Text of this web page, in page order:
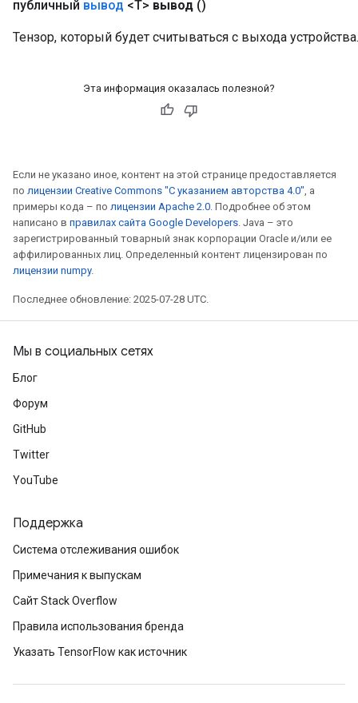
публичный вывод <T> вывод ()
Тензор, который будет считываться с выхода устройства.
Эта информация оказалась полезной?
Если не указано иное, контент на этой странице предоставляется
по лицензии Creative Commons "С указанием авторства 4.0", а
примеры кода – по лицензии Apache 2.0. Подробнее об этом
написано в правилах сайта Google Developers. Java – это
зарегистрированный товарный знак корпорации Oracle и/или ее
аффилированных лиц. Определенный контент лицензирован по
лицензии numpy.
Последнее обновление: 2025-07-28 UTC.
Мы в социальных сетях
Блог
Форум
GitHub
Twitter
YouTube
Поддержка
Система отслеживания ошибок
Примечания к выпускам
Сайт Stack Overflow
Правила использования бренда
Указать TensorFlow как источник